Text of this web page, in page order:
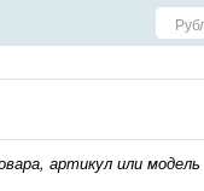
артикул или модель